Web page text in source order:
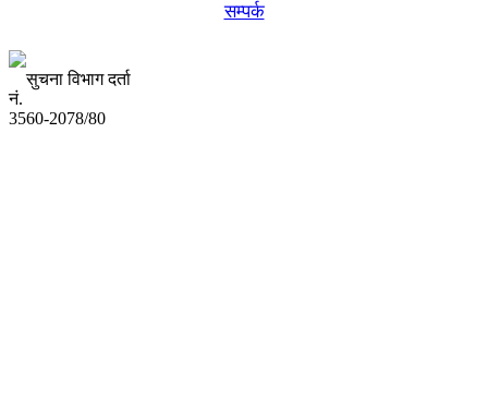
सम्पर्क
सुचना विभाग दर्ता
नं.
3560-2078/80